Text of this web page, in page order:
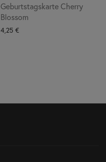
Geburtstagskarte Cherry
Blossom
4,25 €